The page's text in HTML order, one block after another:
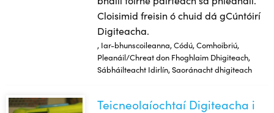
Cloisimid freisin ó chuid dá gCúntóirí
Digiteacha.
, Iar-bhunscoileanna, Códú, Comhoibriú,
Pleanáil/Chreat don Fhoghlaim Dhigiteach,
Sábháilteacht Idirlín, Saoránacht dhigiteach
Teicneolaíochtaí Digiteacha i Scoil Náisiúnta an Bhaile
Teicneolaíochtaí Digiteacha i